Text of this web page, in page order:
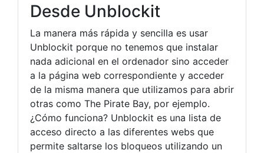
Desde Unblockit
La manera más rápida y sencilla es usar
Unblockit porque no tenemos que instalar
nada adicional en el ordenador sino acceder
a la página web correspondiente y acceder
de la misma manera que utilizamos para abrir
otras como The Pirate Bay, por ejemplo.
¿Cómo funciona? Unblockit es una lista de
acceso directo a las diferentes webs que
permite saltarse los bloqueos utilizando un